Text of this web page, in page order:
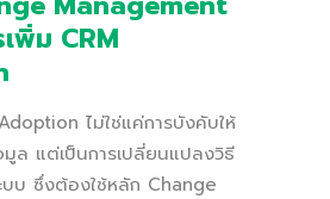
พิ่ม CRM
ไม่ใช่แค่การบังคับให้
ล แต่เป็นการเปลี่ยนแปลงวิธี
บบ ซึ่งต้องใช้หลัก Change